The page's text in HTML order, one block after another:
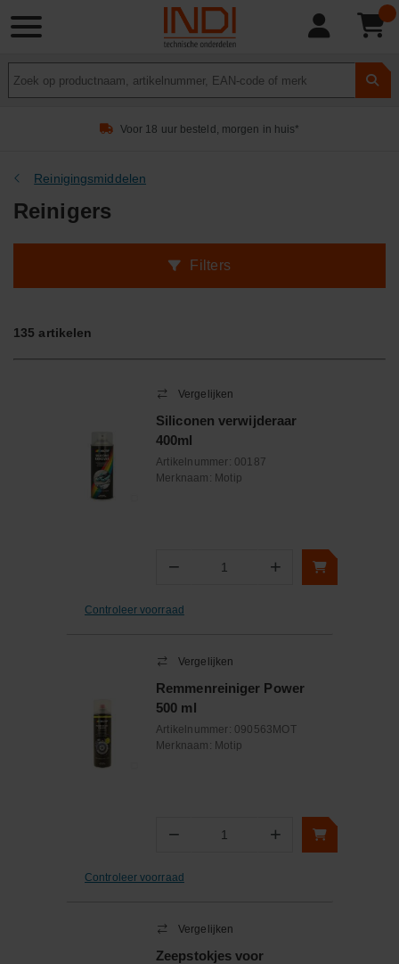
Voor 18 uur besteld, morgen in huis*
Reinigingsmiddelen
Reinigers
Filters
135 artikelen
Vergelijken
Siliconen verwijderaar
400ml
Artikelnummer: 00187
Merknaam: Motip
− Aantal +
Controleer voorraad
Vergelijken
Remmenreiniger Power
500 ml
Artikelnummer: 090563MOT
Merknaam: Motip
− Aantal +
Controleer voorraad
Vergelijken
Zeepstokjes voor